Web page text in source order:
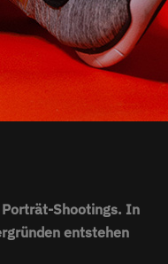
Shootings. In
entstehen